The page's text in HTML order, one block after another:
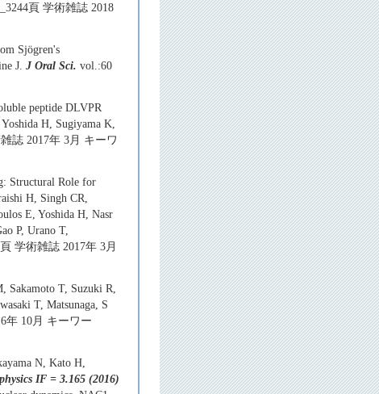
頁 学術雑誌 2018
Sjögren's
J. J Oral Sci. vol.:60
peptide DLVPR
H, Sugiyama K,
誌 2017年 3月 キーワ
Structural Role for
H, Singh CR,
E, Yoshida H, Nasr
P, Urano T,
学術雑誌 2017年 3月
Sakamoto T, Suzuki R,
T, Matsunaga, S
年 10月 キーワー
N, Kato H,
IF = 3.165 (2016)